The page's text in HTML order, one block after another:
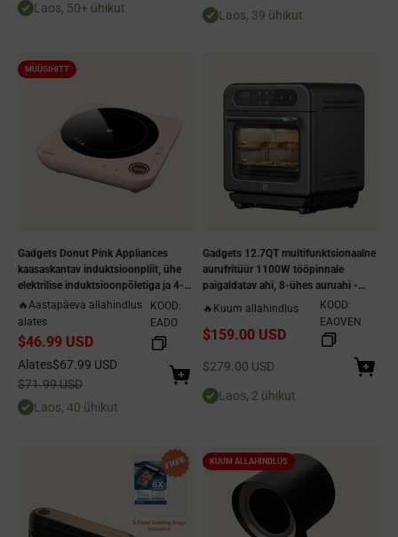
Laos, 50+ ühikut
Laos, 39 ühikut
MÜÜGIHITT
Gadgets Donut Pink Appliances
kaasaskantav induktsioonpliit, ühe
elektrilise induktsioonpõletiga ja 4-
tunnise taimeriga - Sakura Candy -
pistikühendusega disain
🔥Aastapäeva allahindlus
alates
$46.99 USD
KOOD:
EADO
Allahindlushind
Alates$67.99 USD
Tavaline hind
$71.99 USD
Laos, 40 ühikut
Gadgets 12.7QT multifunktsionaalne
aurufritüür 1100W tööpinnale
paigaldatav ahi, 8-ühes auruahi -
Ashy Cloud
🔥Kuum allahindlus
$159.00 USD
KOOD:
EAOVEN
Allahindlushind
$279.00 USD
Laos, 2 ühikut
KUUM ALLAHINDLUS